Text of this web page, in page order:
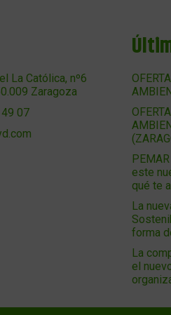
La Católica, nº6
Zaragoza
07
este
qué te
La
forma
La
el